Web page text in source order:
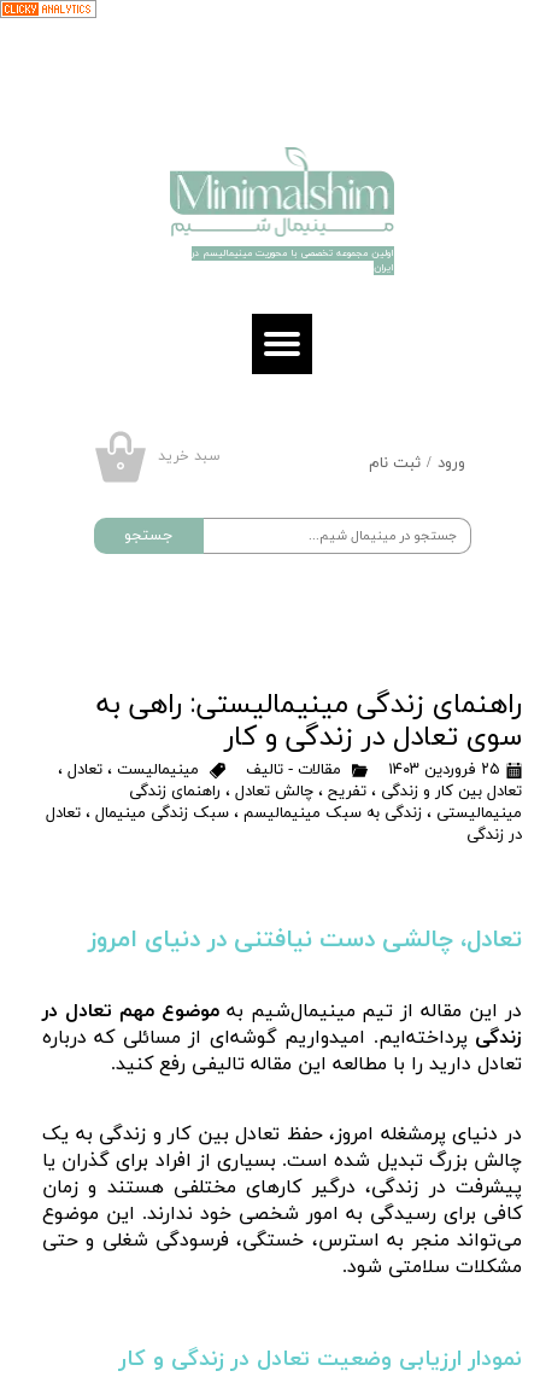
۰ سبد خرید
اولین مجموعه تخصصی با محوریت مینیمالیسم در
ایران​​​​​​​
جستجو
ورود / ثبت نام
خروج از حساب کاربری
راهنمای زندگی مینیمالیستی: راهی به
سوی تعادل در زندگی و کار
۲۵ فروردین ۱۴۰۳ مقالات - تالیف مینیمالیست ، تعادل ،
تعادل بین کار و زندگی ، تفریح ، چالش تعادل ، راهنمای زندگی
مینیمالیستی ، زندگی به سبک مینیمالیسم ، سبک زندگی مینیمال ، تعادل
در زندگی
تعادل، چالشی دست نیافتنی در دنیای امروز
در این مقاله از تیم مینیمال‌شیم بهموضوع مهم تعادل در
زندگی پرداخته‌ایم. امیدواریم گوشه‌ای از مسائلی که درباره
تعادل دارید را با مطالعه این مقاله تالیفی رفع کنید.
در دنیای پرمشغله امروز، حفظ تعادل بین کار و زندگی به یک
چالش بزرگ تبدیل شده است. بسیاری از افراد برای گذران یا
پیشرفت در زندگی، درگیر کارهای مختلفی هستند و زمان
کافی برای رسیدگی به امور شخصی خود ندارند. این موضوع
می‌تواند منجر به استرس، خستگی، فرسودگی شغلی و حتی
مشکلات سلامتی شود.
نمودار ارزیابی وضعیت تعادل در زندگی و کار